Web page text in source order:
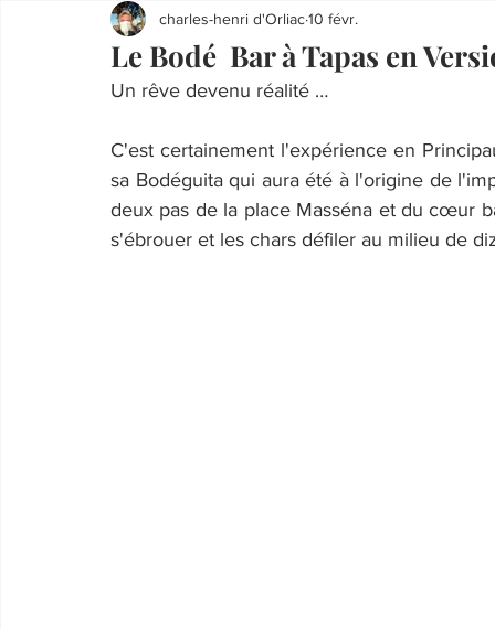
Le Bodé Bar à Tapas en
charles-henri d'Orliac10 févr.
Un rêve devenu réalité …
C'est certainement l'expérience en
sa Bodéguita qui aura été à l'origine de
deux pas de la place Masséna et du cœur
s'ébrouer et les chars défiler au milieu de